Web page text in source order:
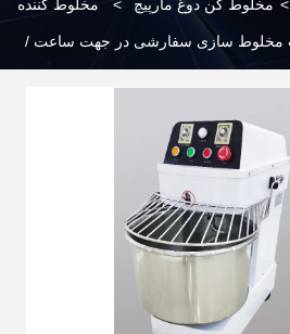
> مخلوط کن دوغ مارپیچ > مخلوط کننده
مخلوط سازی سفارشی در جهت ساعت /